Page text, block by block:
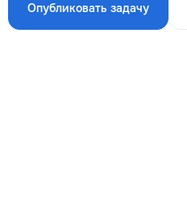
Опубликовать задачу